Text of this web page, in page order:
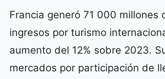
Francia generó 71 000 millones
ingresos por turismo
aumento del 12% sobre 2023.
mercados por participación de